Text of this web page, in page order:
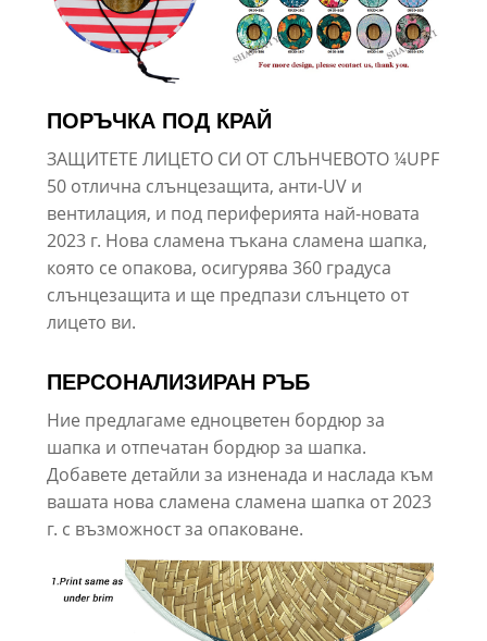
ПОРЪЧКА ПОД КРАЙ
ЗАЩИТЕТЕ ЛИЦЕТО СИ ОТ СЛЪНЧЕВОТО ¼UPF
50 отлична слънцезащита, анти-UV и
вентилация, и под периферията най-новата
2023 г. Нова сламена тъкана сламена шапка,
която се опакова, осигурява 360 градуса
слънцезащита и ще предпази слънцето от
лицето ви.
ПЕРСОНАЛИЗИРАН РЪБ
Ние предлагаме едноцветен бордюр за
шапка и отпечатан бордюр за шапка.
Добавете детайли за изненада и наслада към
вашата нова сламена сламена шапка от 2023
г. с възможност за опаковане.